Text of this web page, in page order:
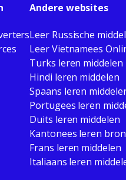
Andere websites
Leer Russische
Leer Vietnamees
Turks leren middelen
Hindi leren middelen
Spaans leren
Portugees leren
Duits leren middelen
Kantonees leren
Frans leren middelen
Italiaans leren